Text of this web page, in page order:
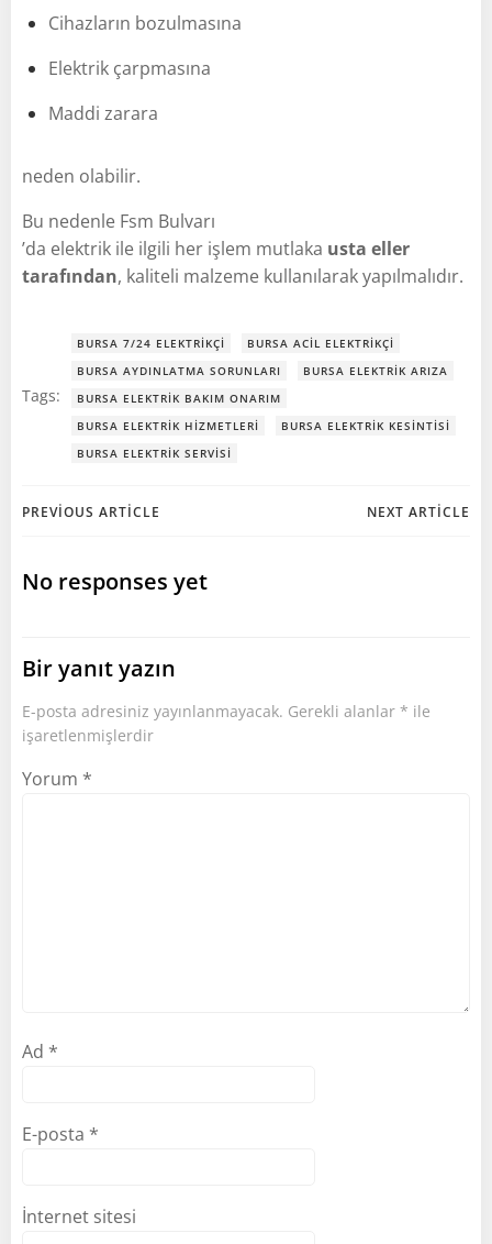
Cihazların bozulmasına
Elektrik çarpmasına
Maddi zarara
neden olabilir.
Bu nedenle Fsm Bulvarı
’da elektrik ile ilgili her işlem mutlaka usta eller
tarafından, kaliteli malzeme kullanılarak yapılmalıdır.
Tags:
BURSA 7/24 ELEKTRIKÇI
BURSA ACIL ELEKTRIKÇI
BURSA AYDINLATMA SORUNLARI
BURSA ELEKTRIK ARIZA
BURSA ELEKTRIK BAKIM ONARIM
BURSA ELEKTRIK HIZMETLERI
BURSA ELEKTRIK KESINTISI
BURSA ELEKTRIK SERVISI
Post
navigation
PREVIOUS ARTICLE NEXT ARTICLE
No responses yet
Bir yanıt yazın
E-posta adresiniz yayınlanmayacak. Gerekli alanlar * ile
işaretlenmişlerdir
Yorum *
Ad *
E-posta *
İnternet sitesi